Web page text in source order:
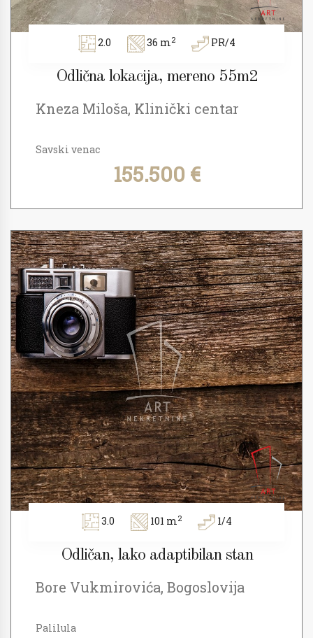
2.0 36 m2 PR/4
Odlična lokacija, mereno 55m2
Kneza Miloša, Klinički centar
Savski venac
155.500 €
3.0 101 m2 1/4
Odličan, lako adaptibilan stan
Bore Vukmirovića, Bogoslovija
Palilula